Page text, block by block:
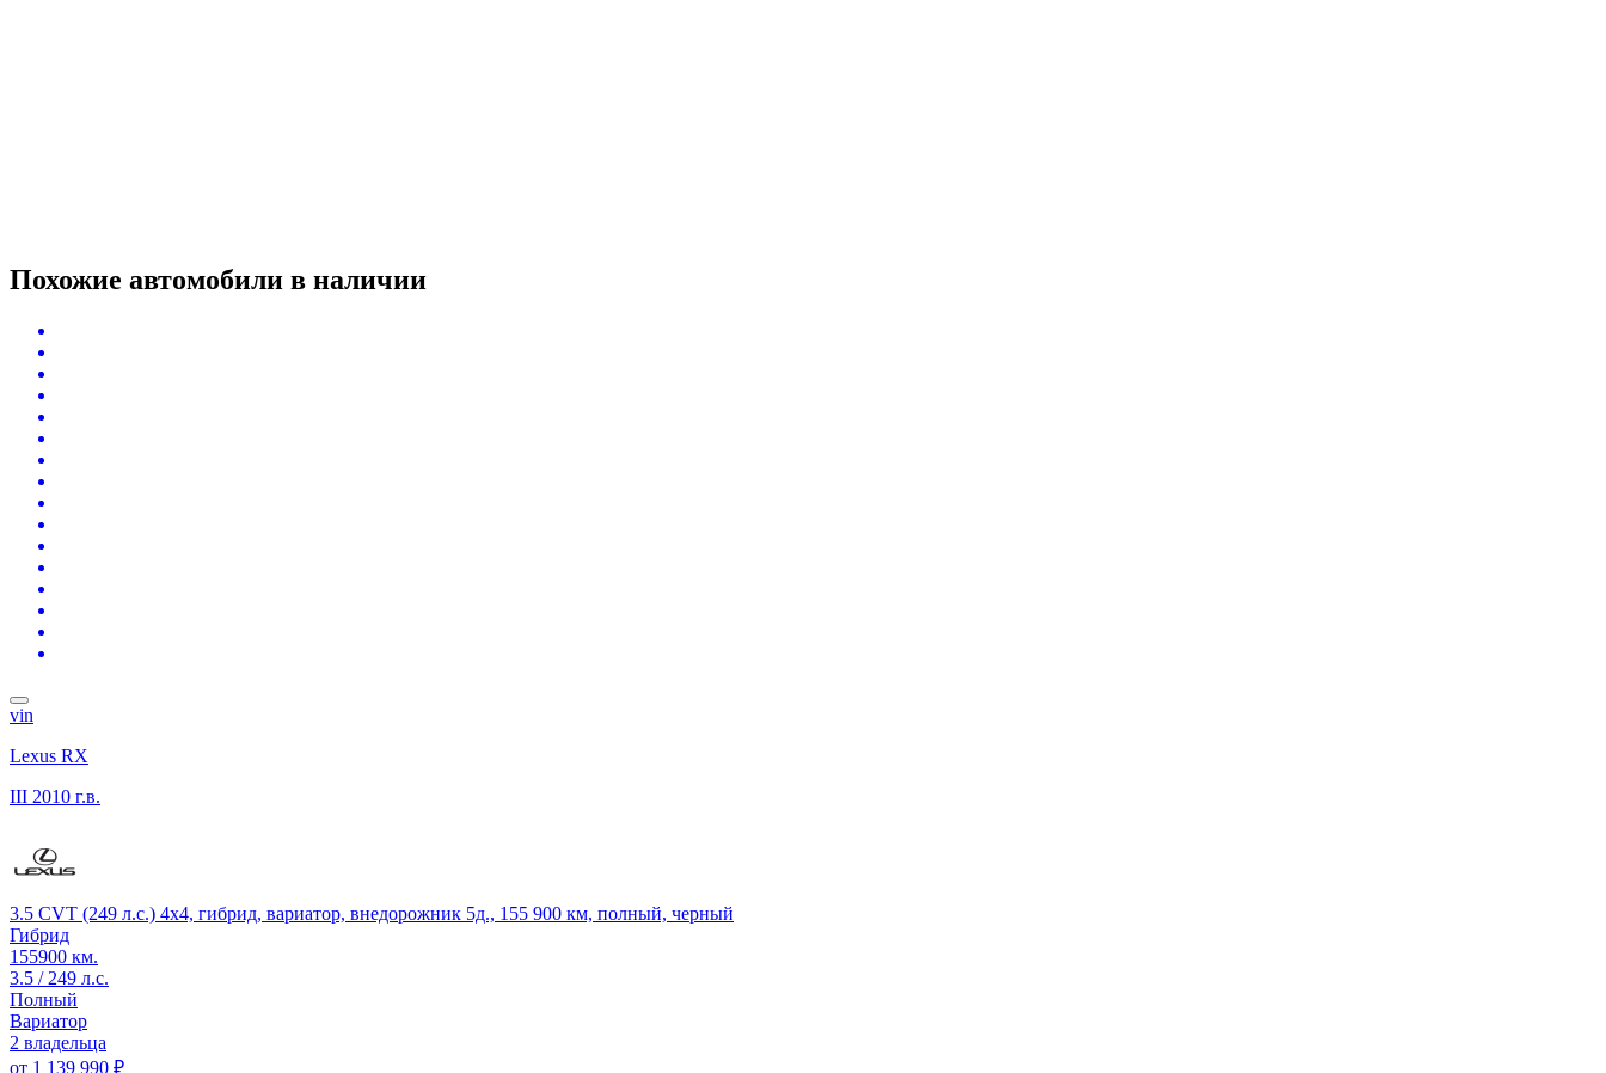
Похожие автомобили в наличии
vin
Lexus RX
III 2010 г.в.
3.5 CVT (249 л.с.) 4x4, гибрид, вариатор, внедорожник 5д., 155 900 км, полный, черный
Гибрид
155900 км.
3.5 / 249 л.с.
Полный
Вариатор
2 владельца
от 1 139 990 ₽